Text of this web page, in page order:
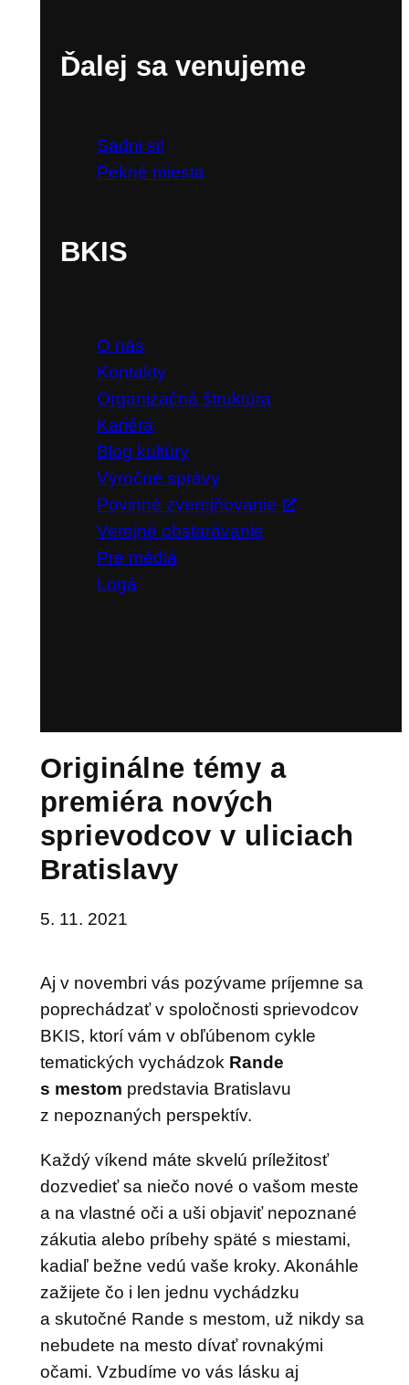
Ďalej sa venujeme
Sadni si!
Pekné miesta
BKIS
O nás
Kontakty
Organizačná štruktúra
Kariéra
Blog kultúry
Výročné správy
Povinné zverejňovanie
Verejné obstarávanie
Pre médiá
Logá
Originálne témy a
premiéra nových
sprievodcov v uliciach
Bratislavy
5. 11. 2021
Aj v novembri vás pozývame príjemne sa
poprechádzať v spoločnosti sprievodcov
BKIS, ktorí vám v obľúbenom cykle
tematických vychádzok Rande
s mestom predstavia Bratislavu
z nepoznaných perspektív.
Každý víkend máte skvelú príležitosť
dozvedieť sa niečo nové o vašom meste
a na vlastné oči a uši objaviť nepoznané
zákutia alebo príbehy späté s miestami,
kadiaľ bežne vedú vaše kroky. Akonáhle
zažijete čo i len jednu vychádzku
a skutočné Rande s mestom, už nikdy sa
nebudete na mesto dívať rovnakými
očami. Vzbudíme vo vás lásku aj